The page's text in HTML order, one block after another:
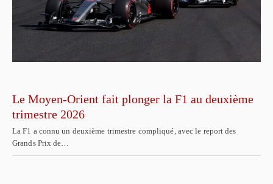
Le Moyen-Orient fait plonger la F1 au deuxième
trimestre 2026
La F1 a connu un deuxième trimestre compliqué, avec le report des
Grands Prix de…